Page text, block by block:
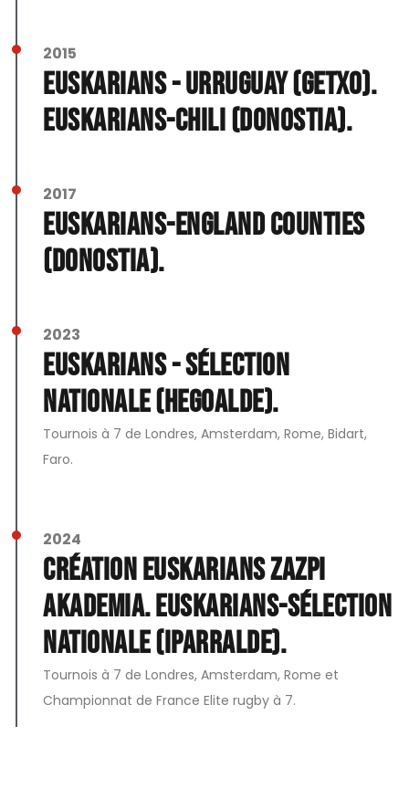
2015
Euskarians - Urruguay (Getxo).
Euskarians-Chili (Donostia).
2017
Euskarians-England Counties
(Donostia).
2023
Euskarians - Sélection
Nationale (hegoalde).
Tournois à 7 de Londres, Amsterdam, Rome, Bidart,
Faro.
2024
Création Euskarians Zazpi
Akademia. Euskarians-Sélection
Nationale (Iparralde).
Tournois à 7 de Londres, Amsterdam, Rome et
Championnat de France Elite rugby à 7.